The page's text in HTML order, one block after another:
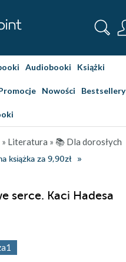
Audiobooki Książki
Nowości Bestsellery
» Literatura » 📚 Dla dorosłych
książka za 9,90zł
serce. Kaci Hadesa